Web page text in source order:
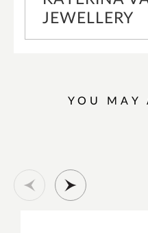
JEWELLERY
YOU MAY